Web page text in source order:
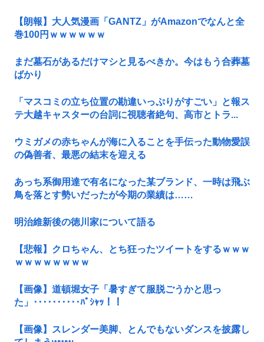
【朗報】大人気漫画「GANTZ」がAmazonでなんと全
巻100円ｗｗｗｗｗｗ
まだ墓石があるだけマシと見るべきか。今はもう合葬墓
ばかり
「マスコミの立ち位置の勘違いっぷりがすごい」と報ス
テ大越キャスターの台詞に視聴者絶句、高市とトラ...
ウミガメの赤ちゃんが海に入ることを手伝った動物愛誤
の偽善者、最悪の結末を迎える
あっち系御用達で有名になった某ブランド、一時は飛ぶ
鳥を落とす勢いだったが今期の業績は……
明治維新後の徳川家について語る
【悲報】クロちゃん、とち狂ったツイートをするｗｗｗ
ｗｗｗｗｗｗｗｗ
【画像】道頓堀女子「暑すぎて服脱ごうかと思っ
た」･･････････ﾊﾟｼｬｯ！！
【画像】スレンダー美脚、とんでもないダンスを披露し